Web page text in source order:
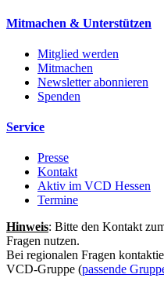
Mitmachen & Unterstützen
Mitglied werden
Mitmachen
Newsletter abonnieren
Spenden
Service
Presse
Kontakt
Aktiv im VCD Hessen
Termine
Hinweis: Bitte den Kontakt
Fragen nutzen.
Bei regionalen Fragen
VCD-Gruppe (passende